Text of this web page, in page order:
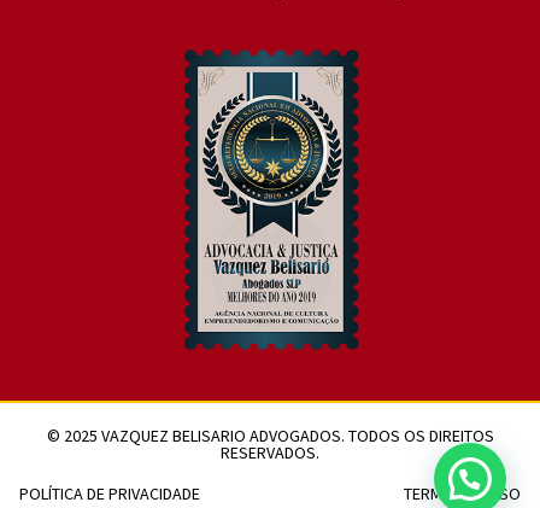
© 2025 VAZQUEZ BELISARIO ADVOGADOS. TODOS OS DIREITOS
RESERVADOS.
POLÍTICA DE PRIVACIDADE
TERMOS DE USO